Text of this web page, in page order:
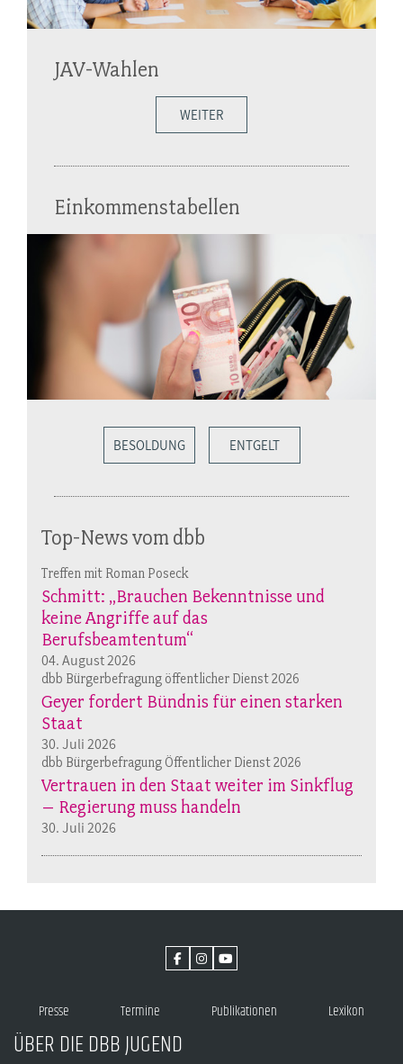
JAV-Wahlen
WEITER
Einkommenstabellen
BESOLDUNG ENTGELT
Top-News vom dbb
Treffen mit Roman Poseck
Schmitt: „Brauchen Bekenntnisse und
keine Angriffe auf das
Berufsbeamtentum“
04. August 2026
dbb Bürgerbefragung öffentlicher Dienst 2026
Geyer fordert Bündnis für einen starken
Staat
30. Juli 2026
dbb Bürgerbefragung Öffentlicher Dienst 2026
Vertrauen in den Staat weiter im Sinkflug
– Regierung muss handeln
30. Juli 2026
Presse Termine Publikationen Lexikon
ÜBER DIE DBB JUGEND